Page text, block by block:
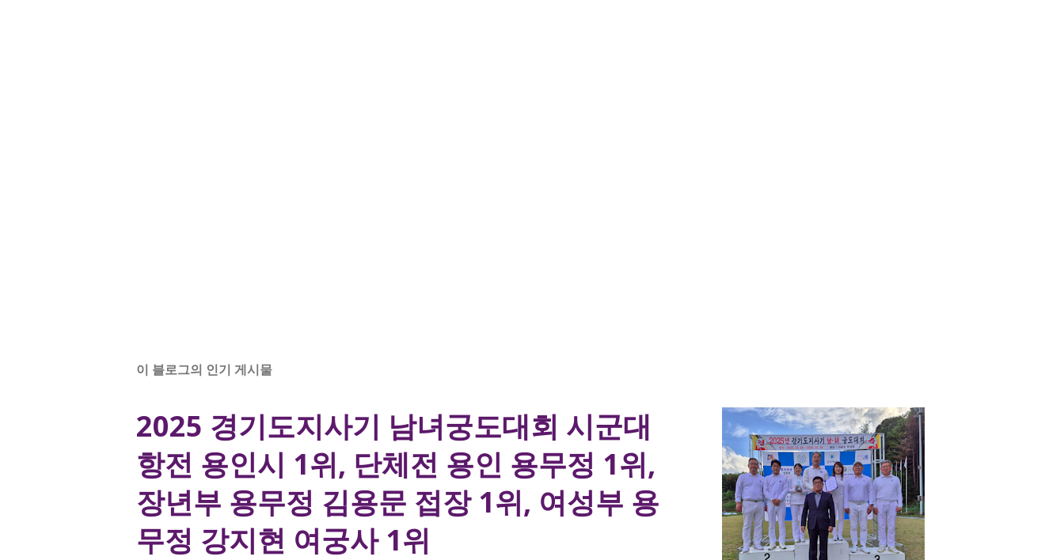
이 블로그의 인기 게시물
2025 경기도지사기 남녀궁도대회 시군대
항전 용인시 1위, 단체전 용인 용무정 1위,
장년부 용무정 김용문 접장 1위, 여성부 용
무정 강지현 여궁사 1위